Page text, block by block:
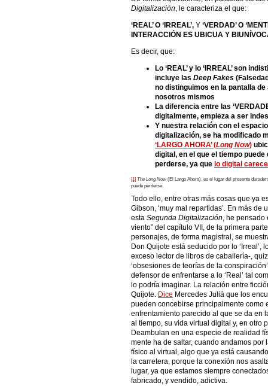
Digitalización, le caracteriza el que:
‘REAL’ O ‘IRREAL’, Y ‘VERDAD’ O
INTERACCIÓN ES UBICUA Y
Es decir, que:
Lo ‘REAL’ y lo ‘IRREAL’ son
incluye las Deep Fakes
no distinguimos en la pantalla
nosotros mismos
La diferencia entre las
digitalmente, empieza a ser
Y nuestra relación con el
digitalización, se ha modificado
‘LARGO AHORA’ (Long Now)
digital, en el que el tiempo
perderse, ya que lo digital
[1] The Long Now (El Largo Ahora), es el lugar del presente
puede perderse.
Todo ello, entre otras más cosas que ya
Gibson, ‘muy mal repartidas’. En más
esta Segunda Digitalización, he pensado
viento” del capítulo VII, de la primera
personajes, de forma magistral, se
Don Quijote está seducido por lo
exceso lector de libros de caballería-,
‘obsesiones de teorías de la
defensor de enfrentarse a lo ‘Real’ tal
lo podría imaginar. La relación entre
Quijote. Dice Mercedes Juliá que los
pueden concebirse principalmente como
enfrentamiento parecido al que se da en
al tiempo, su vida virtual digital y, en otro
Deambulan en una especie de realidad
mente ha de saltar, cuando andamos
físico al virtual, algo que ya está
la carretera, porque la conexión nos
lugar, ya que estamos siempre
fabricado, y vendido, adictiva.